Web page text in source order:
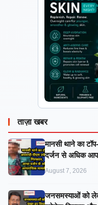
ताज़ा खबर
मानसी थाने का
दर्जन से अधिक
August 7, 2026
जनसमस्याओं को